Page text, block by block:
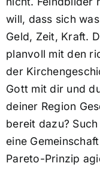
will, dass sich
Geld, Zeit, Kraft.
planvoll mit den
der
Gott mit dir und
deiner Region
bereit dazu?
eine
Pareto-Prinzip